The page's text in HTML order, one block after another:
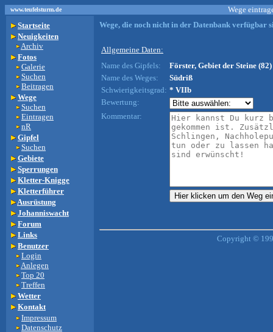
www.teufelsturm.de
Wege
Startseite
Neuigkeiten
Archiv
Fotos
Galerie
Suchen
Beitragen
Wege
Suchen
Eintragen
nR
Gipfel
Suchen
Gebiete
Sperrungen
Kletter-Knigge
Kletterführer
Ausrüstung
Johanniswacht
Forum
Links
Benutzer
Login
Anlegen
Top 20
Treffen
Wetter
Kontakt
Impressum
Datenschutz
Wege, die noch nicht in der Datenbank verfügbar
Allgemeine Daten:
Name des Gipfels:
Förster, Gebiet der Steine (82)
Name des Weges:
Südriß
Schwierigkeitsgrad: * VIIb
Bewertung:
Kommentar:
Copyright ©